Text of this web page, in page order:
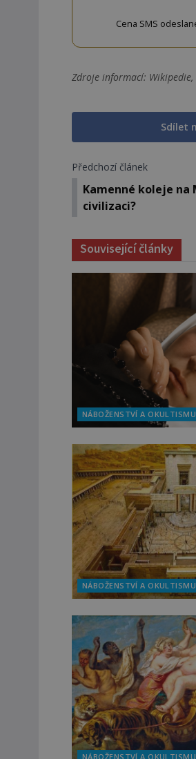
Cena SMS
Zdroje informací:
Sdílet
Předchozí článek
Kamenné koleje na
civilizaci?
Související články
NÁBOŽENSTVÍ A
NÁBOŽENSTVÍ A
NÁBOŽENSTVÍ A